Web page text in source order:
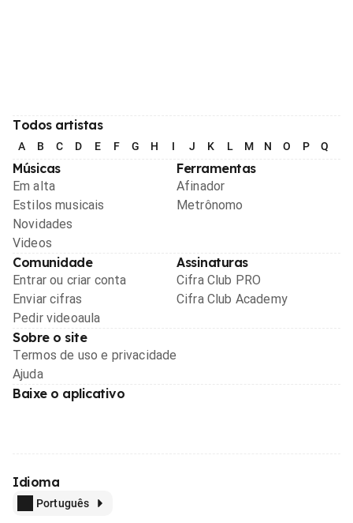
Todos artistas
A B C D E F G H I J K L M N O P Q
Músicas
Em alta
Estilos musicais
Novidades
Videos
Ferramentas
Afinador
Metrônomo
Comunidade
Entrar ou criar conta
Enviar cifras
Pedir videoaula
Assinaturas
Cifra Club PRO
Cifra Club Academy
Sobre o site
Termos de uso e privacidade
Ajuda
Baixe o aplicativo
Idioma
Português